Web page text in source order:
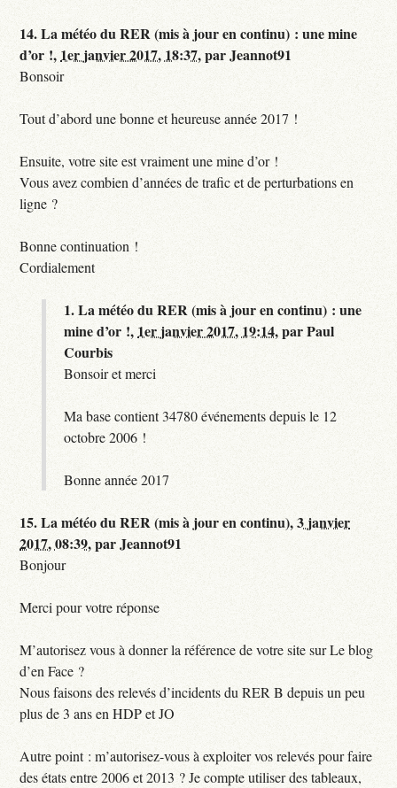
14.La météo du RER (mis à jour en continu) : une mine
d’or !, 1er janvier 2017, 18:37,parJeannot91
Bonsoir
Tout d’abord une bonne et heureuse année 2017 !
Ensuite, votre site est vraiment une mine d’or !
Vous avez combien d’années de trafic et de perturbations en
ligne ?
Bonne continuation !
Cordialement
1.La météo du RER (mis à jour en continu) : une
mine d’or !, 1er janvier 2017, 19:14,parPaul
Courbis
Bonsoir et merci
Ma base contient 34780 événements depuis le 12
octobre 2006 !
Bonne année 2017
15.La météo du RER (mis à jour en continu),3 janvier
2017, 08:39,parJeannot91
Bonjour
Merci pour votre réponse
M’autorisez vous à donner la référence de votre site sur Le blog
d’en Face ?
Nous faisons des relevés d’incidents du RER B depuis un peu
plus de 3 ans en HDP et JO
Autre point : m’autorisez-vous à exploiter vos relevés pour faire
des états entre 2006 et 2013 ? Je compte utiliser des tableaux,